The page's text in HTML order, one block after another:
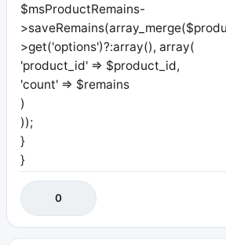
$msProductRemains-
>get('options')?:array(), array(
'product_id' => $product_id,
'count' => $remains
)
));
}
}
0